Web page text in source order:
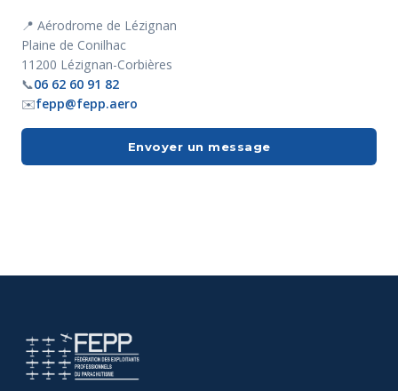
📍 Aérodrome de Lézignan
Plaine de Conilhac
11200 Lézignan-Corbières
📞06 62 60 91 82
✉️fepp@fepp.aero
Envoyer un message